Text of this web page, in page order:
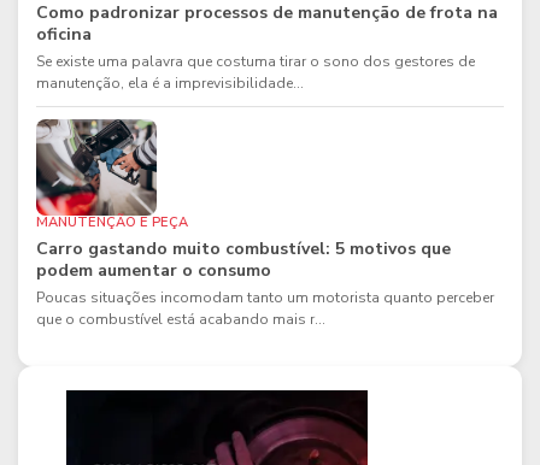
Como padronizar processos de manutenção de frota na
oficina
Se existe uma palavra que costuma tirar o sono dos gestores de
manutenção, ela é a imprevisibilidade...
MANUTENÇÃO E PEÇA
Carro gastando muito combustível: 5 motivos que
podem aumentar o consumo
Poucas situações incomodam tanto um motorista quanto perceber
que o combustível está acabando mais r...